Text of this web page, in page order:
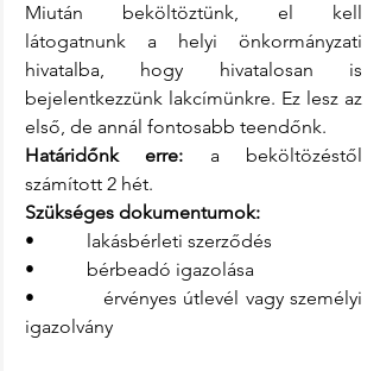
Miután beköltöztünk, el kell
látogatnunk a helyi önkormányzati
hivatalba, hogy hivatalosan is
bejelentkezzünk lakcímünkre. Ez lesz az
első, de annál fontosabb teendőnk.
Határidőnk erre: a beköltözéstől
számított 2 hét.
Szükséges dokumentumok:
•           lakásbérleti szerződés
•           bérbeadó igazolása
•           érvényes útlevél vagy személyi
igazolvány